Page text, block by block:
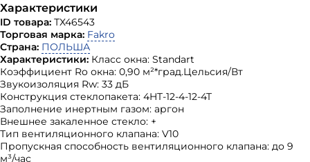
Характеристики
ID товара: ТХ46543
Торговая марка: Fakro
Страна: ПОЛЬША
Характеристики: Класс окна: Standart
Коэффициент Ro окна: 0,90 м²*град.Цельсия/Вт
Звукоизоляция Rw: 33 дБ
Конструкция стеклопакета: 4HT-12-4-12-4T
Заполнение инертным газом: аргон
Внешнее закаленное стекло: +
Тип вентиляционного клапана: V10
Пропускная способность вентиляционного клапана: до 9
м³/час